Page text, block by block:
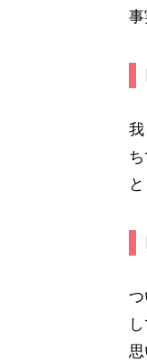
思